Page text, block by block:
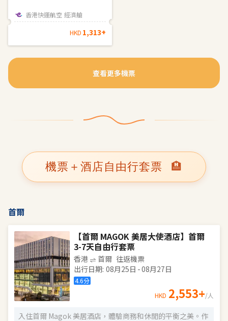
香港快運航空 經濟艙
HKD 1,313+
查看更多機票
機票＋酒店自由行套票 🏨
首爾
【首爾 MAGOK 美居大使酒店】首爾
3-7天自由行套票
香港 首爾 往返機票
出行日期: 08月25日 -08月27日
4.6分
HKD 2,553+/人
入住首爾 Magok 美居酒店，體驗商務和休閒的平衡之美。作